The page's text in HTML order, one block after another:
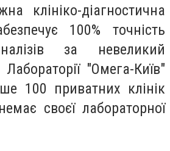
клініко-діагностична
100% точність
за невеликий
"Омега-Київ"
100 приватних клінік
своєї лабораторної